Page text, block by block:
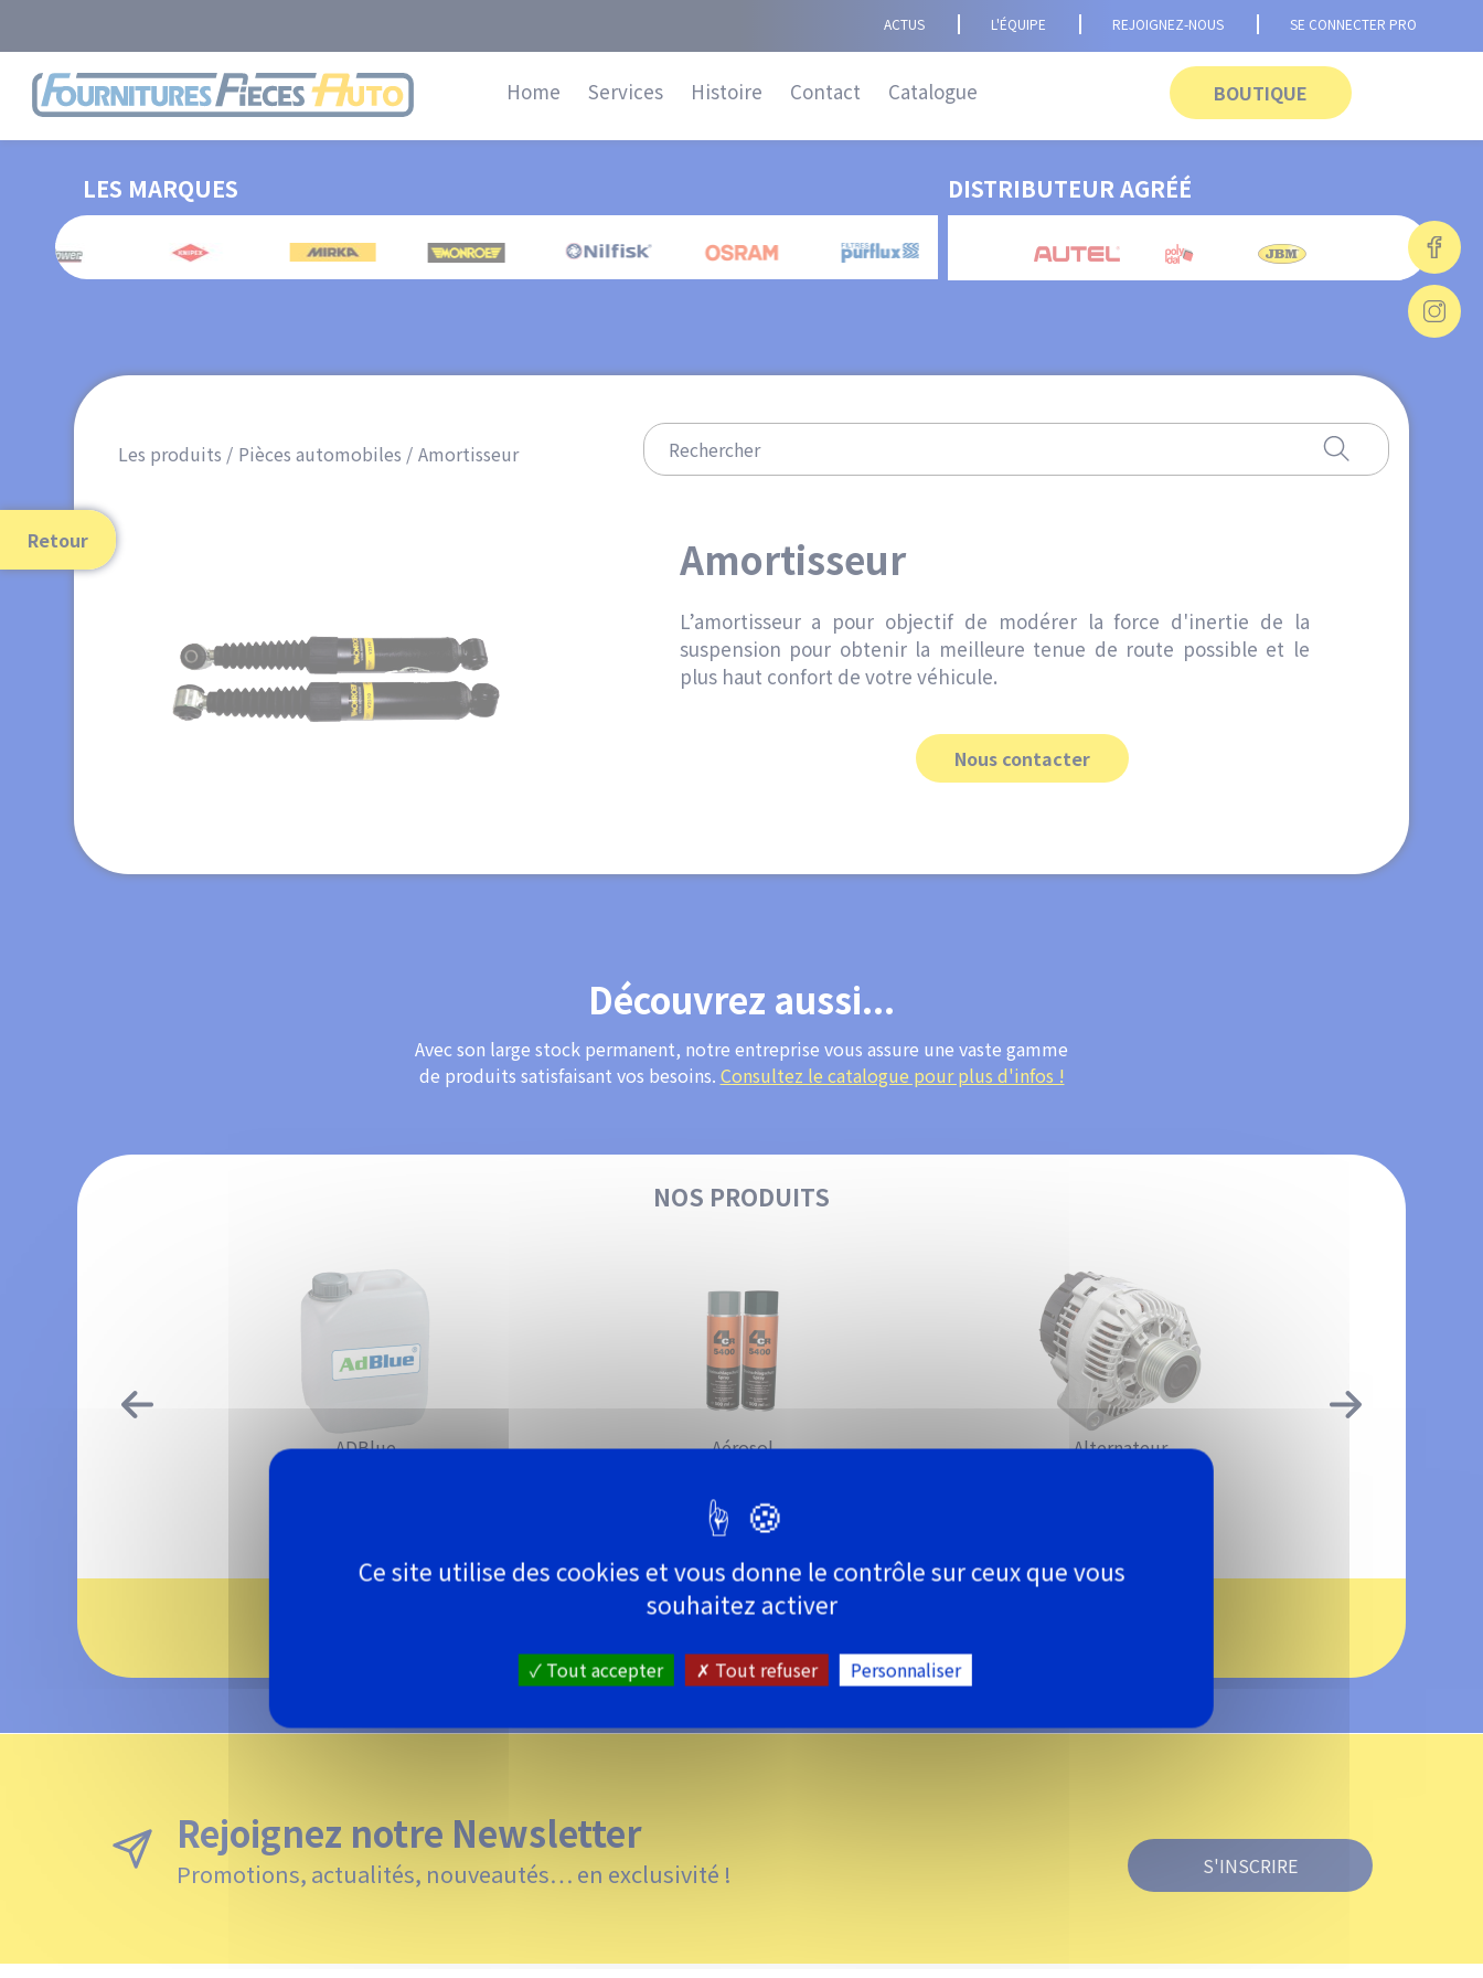
contenu
principal
ACTUS L'ÉQUIPE REJOIGNEZ-NOUS SE CONNECTER PRO
Navigation
principale
Logo Home Services Histoire Contact Catalogue BOUTIQUE
LES MARQUES DISTRIBUTEUR AGRÉÉ
Les produits Pièces automobiles Amortisseur
Retour Amortisseur
L’amortisseur a pour objectif de modérer la force d'inertie de la
suspension pour obtenir la meilleure tenue de route possible et le
plus haut confort de votre véhicule.
Nous contacter
Découvrez aussi...
Avec son large stock permanent, notre entreprise vous assure une vaste gamme
de produits satisfaisant vos besoins. Consultez le catalogue pour plus d'infos !
NOS PRODUITS
ADBlue
Aérosol
Alternateur
FOURNITURES PIECES AUTO
Rejoignez notre Newsletter
Promotions, actualités, nouveautés… en exclusivité ! S'INSCRIRE
Ce site utilise des cookies et vous donne le contrôle sur ceux que vous
souhaitez activer
Tout accepter Tout refuser Personnaliser